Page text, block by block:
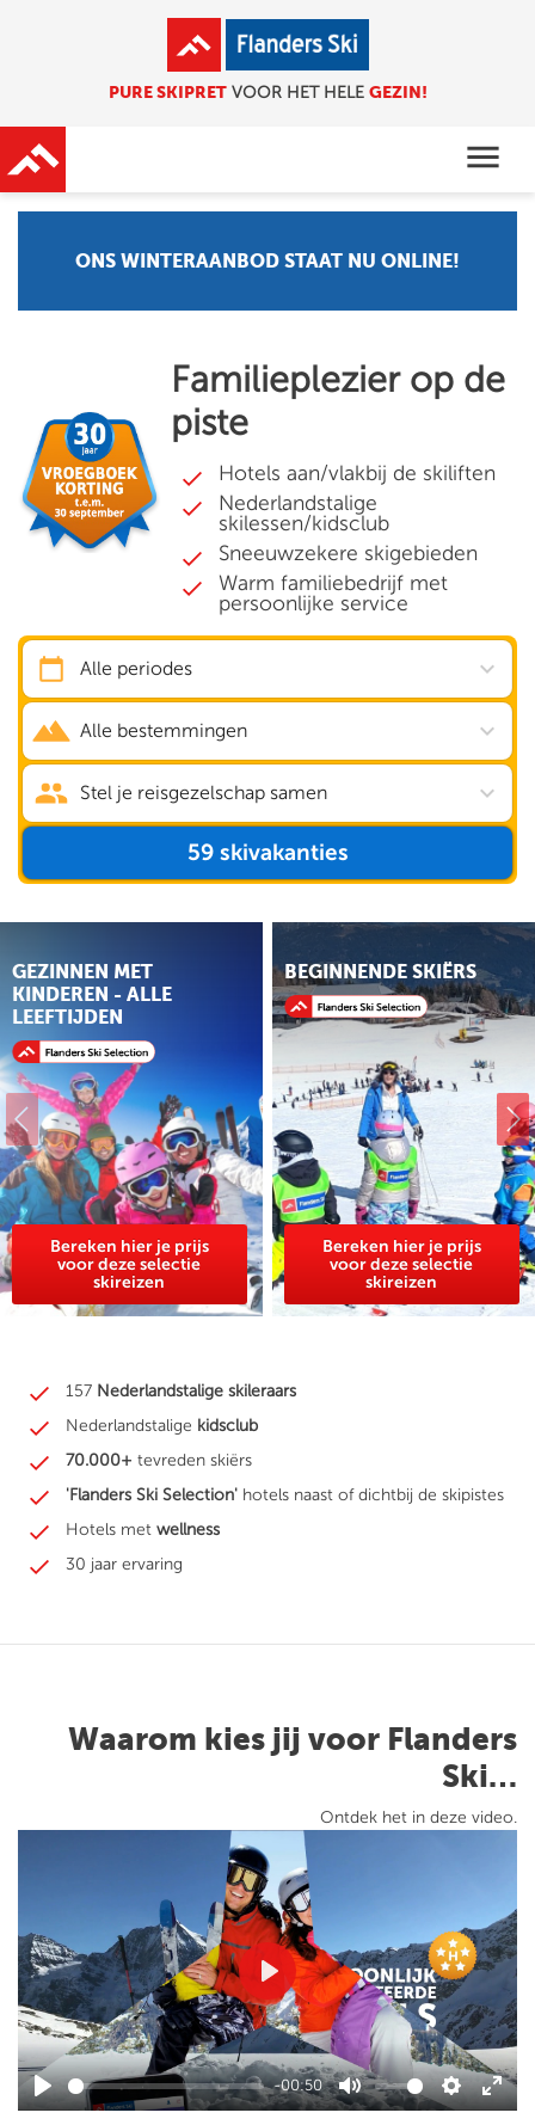
PURE SKIPRETVOOR HET HELE GEZIN!
menu
ONS WINTERAANBOD STAAT NU ONLINE!
Familieplezier op de
piste
Hotels aan/vlakbij de skiliften
Nederlandstalige
skilessen/kidsclub
Sneeuwzekere skigebieden
Warm familiebedrijf met
persoonlijke service
Alle periodes expand_more
Alle bestemmingen expand_more
Stel je reisgezelschap samen expand_more
59 skivakanties
GEZINNEN MET
KINDEREN - ALLE
LEEFTIJDEN
Bereken hier je prijs
voor deze selectie
skireizen
BEGINNENDE SKIËRS
Bereken hier je prijs
voor deze selectie
skireizen
157 Nederlandstalige skileraars
Nederlandstalige kidsclub
70.000+ tevreden skiërs
'Flanders Ski Selection' hotels naast of dichtbij de skipistes
Hotels met wellness
30 jaar ervaring
Waarom kies jij voor Flanders
Ski…
Ontdek het in deze video.
Play
-00:50
Mute Settings
Play